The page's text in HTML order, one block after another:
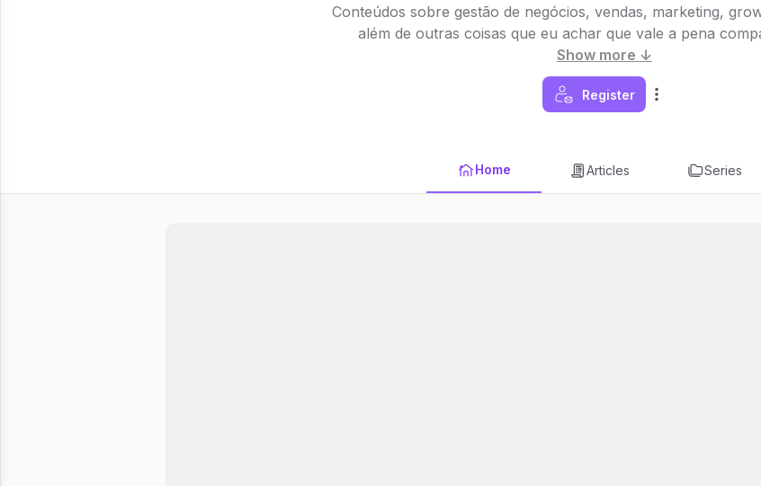
Conteúdos sobre gestão de negócios, vendas, marketing,
além de outras coisas que eu achar que vale a pena
Show more ↓
Register
Home Articles Series